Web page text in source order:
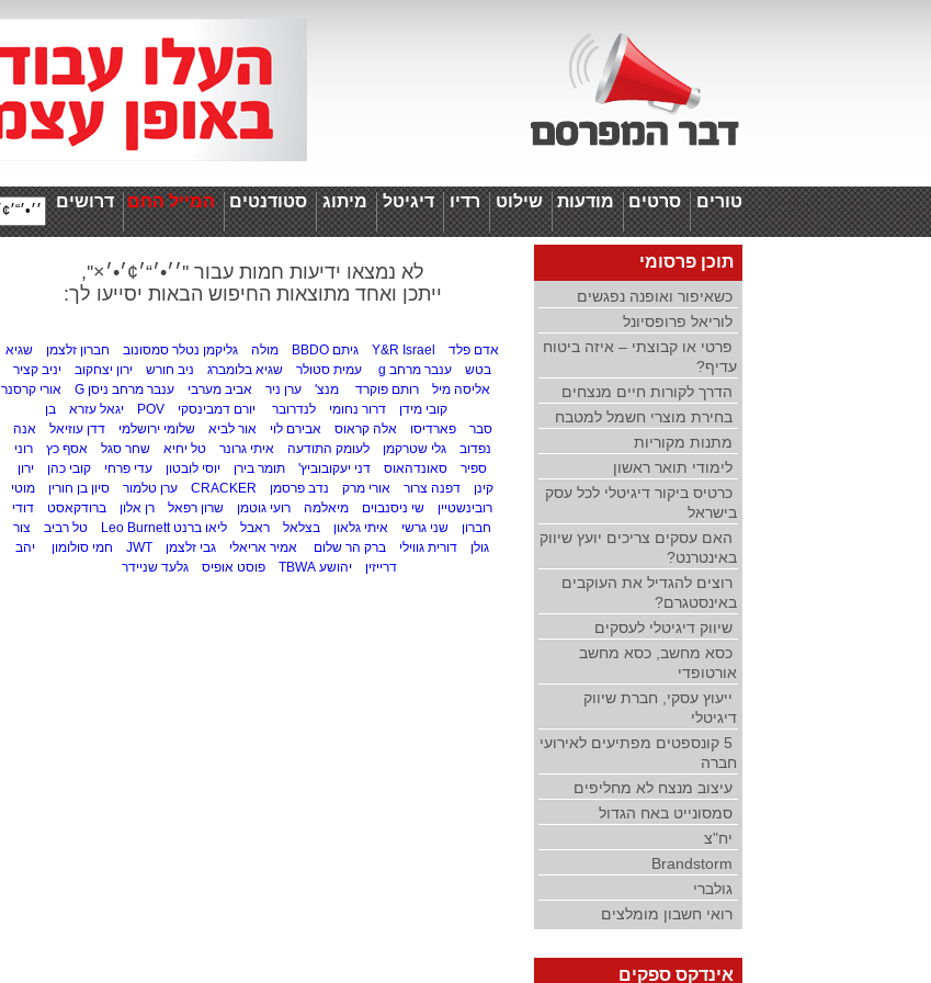
טורים סרטים מודעות שילוט רדיו דיגיטל מיתוג סטודנטים המייל החם דרושים
לא נמצאו ידיעות חמות עבור ''׳׳•׳“׳¢׳•׳×'',
ייתכן ואחד מתוצאות החיפוש הבאות יסייעו לך:
אדם פלד Y&R Israel גיתם BBDO מולה גליקמן נטלר סמסונוב חברון זלצמן
שגיא
בטש
ענבר מרחב g עמית סטולר שגיא בלומברג ניב חורש ירון יצחקוב
יניב קציר
אליסה מיל
רותם פוקרד מנצ' ערן ניר אביב מערבי ענבר מרחב ניסן G
אורי קרסנר
קובי מידן
דרור נחומי לנדרובר יורם דמבינסקי POV יגאל עזרא
בן
סבר
פארדיסו אלה קראוס אבירם לוי אור לביא שלומי ירושלמי דדן עוזיאל
אנה
נפדוב
גלי שטרקמן לעומק התודעה איתי גרונר טל יחיא שחר סגל אסף כץ
רוני
ספיר
סאונדהאוס דני יעקובוביץ' תומר בירן יוסי לובטון עדי פרחי קובי כהן
ירון
קינן
דפנה צרור אורי מרק נדב פרסמן CRACKER ערן טלמור סיון בן חורין
מוטי
רובינשטיין
שי ניסנבוים מיאלמה רועי גוטמן שרון רפאל רן אלון ברודקאסט
דודי
חברון
שני גרשי איתי גלאון בצלאל ראבל ליאו ברנט Leo Burnett טל רביב
צור
גולן
דורית גווילי ברק הר שלום אמיר אריאלי גבי זלצמן JWT חמי סולומון
יהב
דרייזין
יהושע TBWA פוסט אופיס גלעד שניידר
תוכן פרסומי
כשאיפור ואופנה נפגשים
לוריאל פרופסיונל
פרטי או קבוצתי – איזה ביטוח
עדיף?
הדרך לקורות חיים מנצחים
בחירת מוצרי חשמל למטבח
מתנות מקוריות
לימודי תואר ראשון
כרטיס ביקור דיגיטלי לכל עסק
בישראל
האם עסקים צריכים יועץ שיווק
באינטרנט?
רוצים להגדיל את העוקבים
באינסטגרם?
שיווק דיגיטלי לעסקים
כסא מחשב, כסא מחשב
אורטופדי
ייעוץ עסקי, חברת שיווק
דיגיטלי
5 קונספטים מפתיעים לאירועי
חברה
עיצוב מנצח לא מחליפים
סמסונייט באח הגדול
יח"צ
Brandstorm
גולברי
רואי חשבון מומלצים
אינדקס ספקים